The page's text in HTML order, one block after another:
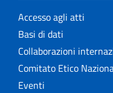
Accesso agli atti
Basi di dati
Collaborazioni
Comitato Etico
Eventi